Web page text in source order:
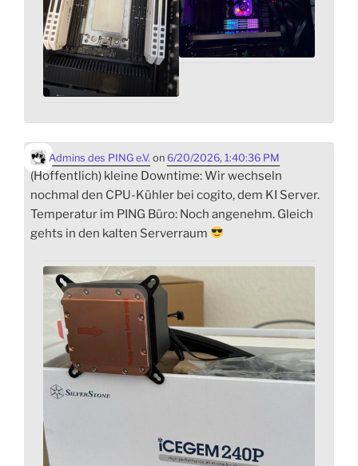
Admins des PING e.V. on 6/20/2026, 1:40:36 PM
(Hoffentlich) kleine Downtime: Wir wechseln
nochmal den CPU-Kühler bei cogito, dem KI Server.
Temperatur im PING Büro: Noch angenehm. Gleich
gehts in den kalten Serverraum